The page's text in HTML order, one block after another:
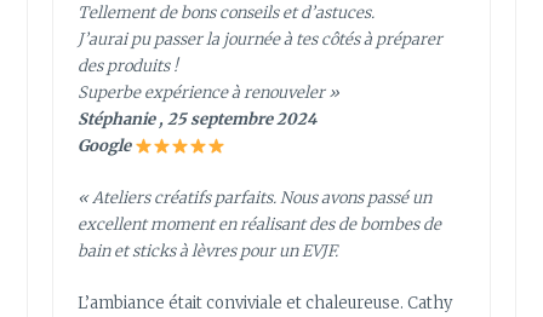
Tellement de bons conseils et d’astuces.
J’aurai pu passer la journée à tes côtés à préparer
des produits !
Superbe expérience à renouveler »
Stéphanie , 25 septembre 2024
Google
« Ateliers créatifs parfaits. Nous avons passé un
excellent moment en réalisant des de bombes de
bain et sticks à lèvres pour un EVJF.
L’ambiance était conviviale et chaleureuse. Cathy